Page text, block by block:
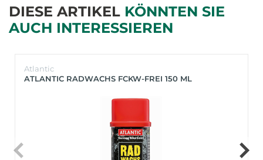
DIESE ARTIKEL KÖNNTEN SIE
AUCH INTERESSIEREN
Atlantic
ATLANTIC RADWACHS FCKW-FREI 150 ML